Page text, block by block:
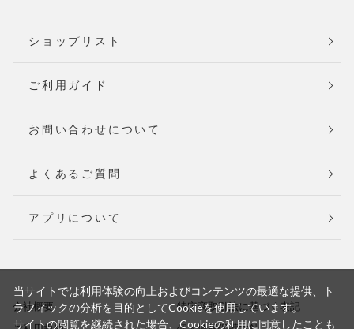
ショップリスト
ご利用ガイド
お問い合わせについて
よくあるご質問
アプリについて
会社概要
特定商取引法に基づく表記
当サイトでは利用体験の向上およびコンテンツの最適な提供、ト
ラフィックの分析を目的としてCookieを使用しています。
サイトの閲覧を継続された場合、Cookieの利用に同意したことも